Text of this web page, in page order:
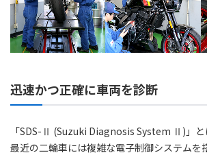
迅速かつ正確に車両を診断
「SDS-Ⅱ (Suzuki Diagnosis System Ⅱ)」と
最近の二輪車には複雑な電子制御システムを